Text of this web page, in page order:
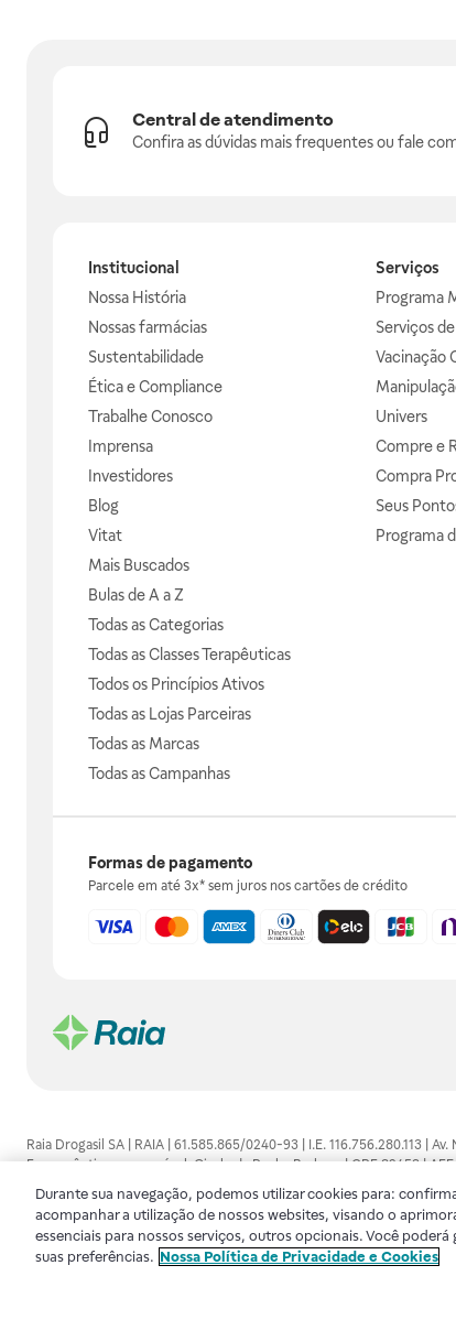
Central de atendimento
Confira as dúvidas mais frequentes ou fale
Institucional
Nossa História
Nossas farmácias
Sustentabilidade
Ética e Compliance
Trabalhe Conosco
Imprensa
Investidores
Blog
Vitat
Mais Buscados
Bulas de A a Z
Todas as Categorias
Todas as Classes Terapêuticas
Todos os Princípios Ativos
Todas as Lojas Parceiras
Todas as Marcas
Todas as Campanhas
Serviços
Programa
Serviços
Vacinação
Univers
Compre e
Compra
Seus
Programa
Formas de pagamento
Parcele em até 3x* sem juros nos cartões de crédito
Raia Drogasil SA | RAIA | 61.585.865/0240-93 | I.E. 116.756.280.113 |
Farmacêutico responsável: Gisele da Penha Barbosa | CRF 89453 |
alguma, as orientações dadas pelo profissional da área médica.
consultado. Os preços e promoções divulgados no site são válidos
de proteção de dados, para que você possa realizar suas compras
disponibilidade de produto em nosso estoque.
Durante sua navegação, podemos utilizar cookies para:
acompanhar a utilização de nossos websites, visando o
essenciais para nossos serviços, outros opcionais. Você
suas preferências. Nossa Política de Privacidade e Cookies